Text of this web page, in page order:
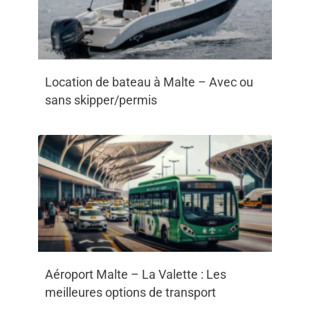
Location de bateau à Malte – Avec ou
sans skipper/permis
Aéroport Malte – La Valette : Les
meilleures options de transport